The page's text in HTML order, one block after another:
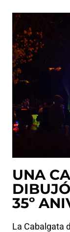
UNA
35º
La Cabalgata